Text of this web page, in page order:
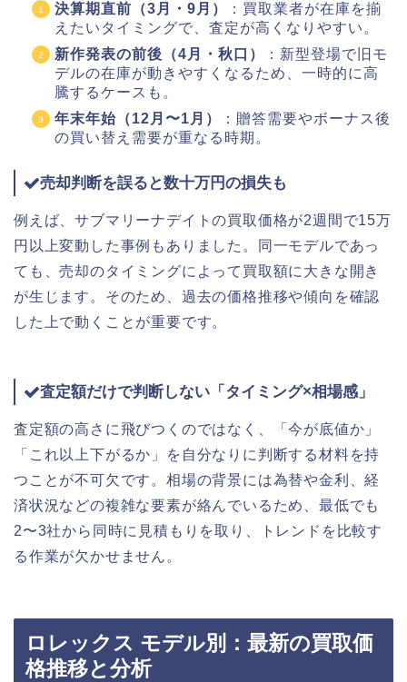
決算期直前（3月・9月）
：買取業者が在庫を揃
えたいタイミングで、査定が高くなりやすい。
新作発表の前後（4月・秋口）
：新型登場で旧モ
デルの在庫が動きやすくなるため、一時的に高
騰するケースも。
年末年始（12月〜1月）
：贈答需要やボーナス後
の買い替え需要が重なる時期。
売却判断を誤ると数十万円の損失も
例えば、サブマリーナデイトの買取価格が2週間で15万
円以上変動した事例もありました。同一モデルであっ
ても、売却のタイミングによって買取額に大きな開き
が生じます。そのため、過去の価格推移や傾向を確認
した上で動くことが重要です。
査定額だけで判断しない「タイミング×相場感」
査定額の高さに飛びつくのではなく、「今が底値か」
「これ以上下がるか」を自分なりに判断する材料を持
つことが不可欠です。相場の背景には為替や金利、経
済状況などの複雑な要素が絡んでいるため、最低でも
2〜3社から同時に見積もりを取り、トレンドを比較す
る作業が欠かせません。
ロレックス モデル別：最新の買取価
格推移と分析